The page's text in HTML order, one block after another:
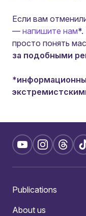
Если вам
— напишите нам*.
просто понять
за подобными
Publications
About us